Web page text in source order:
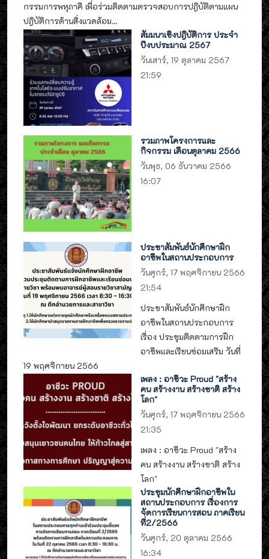
กรรมการพหุภาคี เพื่อร่วมติดตามตรวจสอบการปฎิบัติตามแผน
ปฎิบัติการด้านสิ่งแวดล้อม...
สัมมนาเชิงปฎิบัติการ ประจำ
ปีงบประมาณ 2567
วันเสาร์, 19 ตุลาคม 2567
21:59
รวมภาพโครงการและ
กิจกรรม เดือนตุลาคม 2566
วันพุธ, 06 ธันวาคม 2566
16:07
ประชาสัมพันธ์นักศึกษาฝึก
อาชีพในสถานประกอบการ
วันศุกร์, 17 พฤศจิกายน 2566
21:54
ประชาสัมพันธ์นักศึกษาฝึก
อาชีพในสถานประกอบการ
เรื่อง ประชุมติดตามการฝึก
อาชีพและเรียนซ่อมเสริม วันที่
19 พฤศจิกายน 2566
เพลง : อาชีวะ Proud "สร้าง
คน สร้างงาน สร้างชาติ สร้าง
โลก"
วันศุกร์, 17 พฤศจิกายน 2566
21:35
เพลง : อาชีวะ Proud "สร้าง
คน สร้างงาน สร้างชาติ สร้าง
โลก"
ประชุมนักศึกษาฝึกอาชีพใน
สถานประกอบการ เรื่องการ
จัดการเรียนการสอน ภาคเรียน
ที่2/2566
วันศุกร์, 20 ตุลาคม 2566
16:34